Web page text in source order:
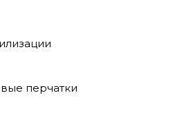
перчатки